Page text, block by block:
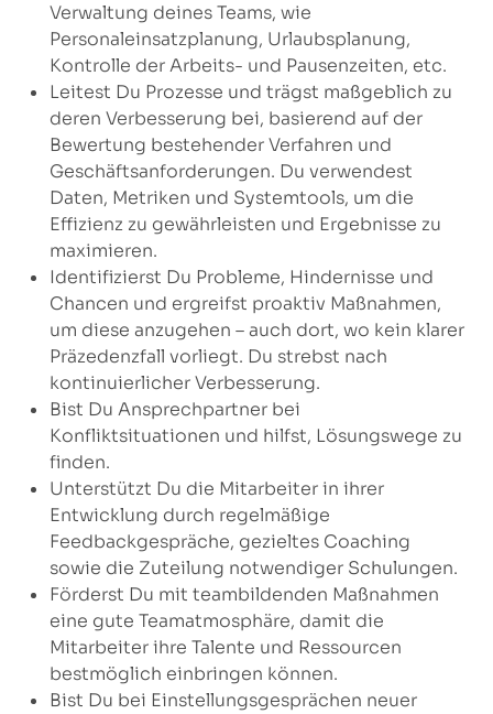
Verwaltung deines Teams, wie
Personaleinsatzplanung, Urlaubsplanung,
Kontrolle der Arbeits- und Pausenzeiten, etc.
Leitest Du Prozesse und trägst maßgeblich zu
deren Verbesserung bei, basierend auf der
Bewertung bestehender Verfahren und
Geschäftsanforderungen. Du verwendest
Daten, Metriken und Systemtools, um die
Effizienz zu gewährleisten und Ergebnisse zu
maximieren.
Identifizierst Du Probleme, Hindernisse und
Chancen und ergreifst proaktiv Maßnahmen,
um diese anzugehen – auch dort, wo kein klarer
Präzedenzfall vorliegt. Du strebst nach
kontinuierlicher Verbesserung.
Bist Du Ansprechpartner bei
Konfliktsituationen und hilfst, Lösungswege zu
finden.
Unterstützt Du die Mitarbeiter in ihrer
Entwicklung durch regelmäßige
Feedbackgespräche, gezieltes Coaching
sowie die Zuteilung notwendiger Schulungen.
Förderst Du mit teambildenden Maßnahmen
eine gute Teamatmosphäre, damit die
Mitarbeiter ihre Talente und Ressourcen
bestmöglich einbringen können.
Bist Du bei Einstellungsgesprächen neuer